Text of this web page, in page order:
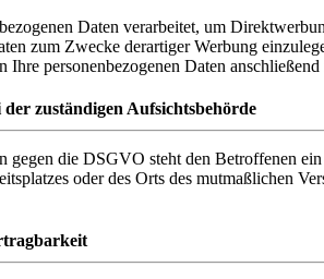
Daten verarbeitet, um
zum Zwecke derartiger Werbung
Ihre personenbezogenen Daten
zuständigen Aufsichtsbehörde
gegen die DSGVO steht den Betroffenen
oder des Orts des mutmaßlichen